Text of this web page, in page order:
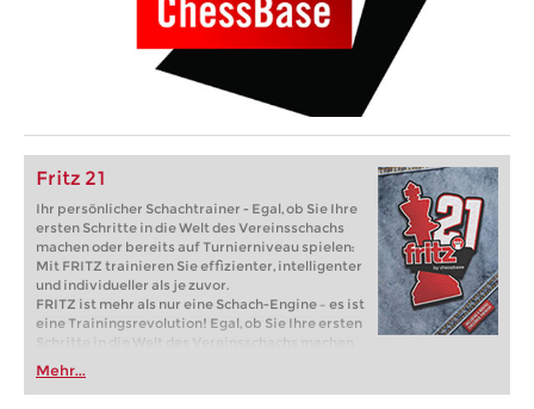
Fritz 21
Ihr persönlicher Schachtrainer - Egal, ob Sie Ihre
ersten Schritte in die Welt des Vereinsschachs
machen oder bereits auf Turnierniveau spielen:
Mit FRITZ trainieren Sie effizienter, intelligenter
und individueller als je zuvor.
FRITZ ist mehr als nur eine Schach-Engine – es ist
eine Trainingsrevolution! Egal, ob Sie Ihre ersten
Schritte in die Welt des Vereinsschachs machen
oder bereits auf Turnierniveau spielen: Mit
FRITZ trainieren Sie effizienter, intelligenter und
individueller als je zuvor.
Mehr...